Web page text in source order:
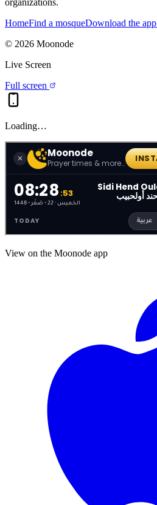
HomeFind a mosqueDownload the app
© 2026 Moonode
Live Screen
Full screen
Loading…
View on the Moonode app